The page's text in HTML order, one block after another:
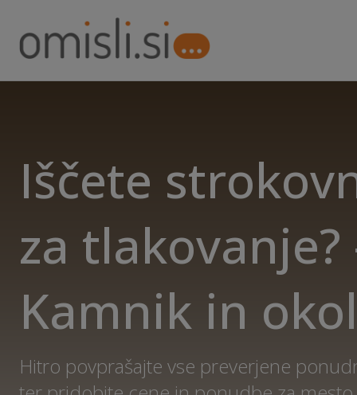
Iščete
za tlakovanje?
Kamnik in
Hitro povprašajte vse preverjene